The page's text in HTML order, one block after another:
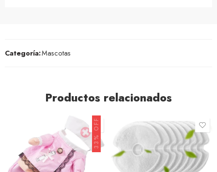
Categoría:Mascotas
Productos relacionados
33% OFF